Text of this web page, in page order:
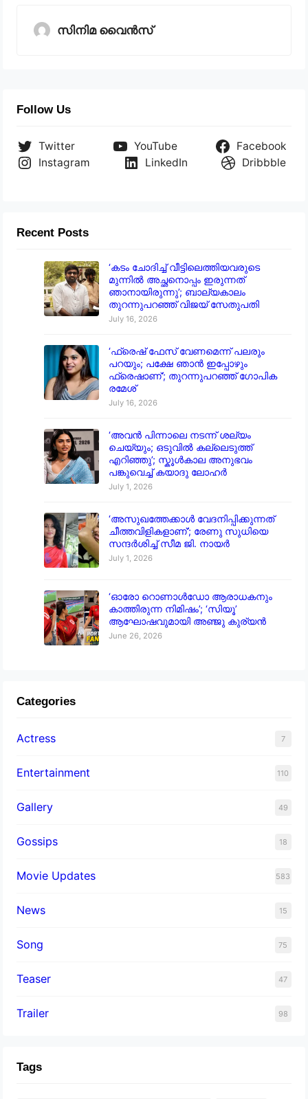
സിനിമ വൈൻസ്
Follow Us
Twitter YouTube
Facebook
Instagram
LinkedIn Dribbble
Recent Posts
‘കടം ചോദിച്ച് വീട്ടിലെത്തിയവരുടെ
മുന്നിൽ അച്ഛനൊപ്പം ഇരുന്നത്
ഞാനായിരുന്നു’; ബാല്യകാലം
തുറന്നുപറഞ്ഞ് വിജയ് സേതുപതി
July 16, 2026
‘ഫ്രെഷ് ഫേസ് വേണമെന്ന് പലരും
പറയും; പക്ഷേ ഞാൻ ഇപ്പോഴും
ഫ്രെഷാണ്’; തുറന്നുപറഞ്ഞ് ഗോപിക
രമേശ്
July 16, 2026
‘അവൻ പിന്നാലെ നടന്ന് ശല്യം
ചെയ്യും; ഒടുവിൽ കല്ലെടുത്ത്
എറിഞ്ഞു’; സ്കൂൾകാല അനുഭവം
പങ്കുവെച്ച് കയാദു ലോഹർ
July 1, 2026
‘അസുഖത്തേക്കാൾ വേദനിപ്പിക്കുന്നത്
ചീത്തവിളികളാണ്’; രേണു സുധിയെ
സന്ദർശിച്ച് സീമ ജി. നായർ
July 1, 2026
‘ഓരോ റൊണാൾഡോ ആരാധകനും
കാത്തിരുന്ന നിമിഷം’; ‘സിയൂ’
ആഘോഷവുമായി അഞ്ജു കുര്യൻ
June 26, 2026
Categories
Actress 7
Entertainment 110
Gallery 49
Gossips 18
Movie Updates 583
News 15
Song 75
Teaser 47
Trailer 98
Tags